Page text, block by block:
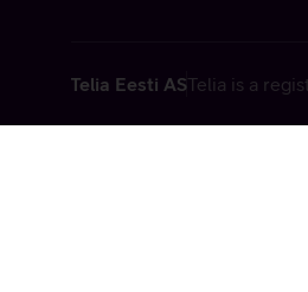
Telia Eesti ASTelia is a